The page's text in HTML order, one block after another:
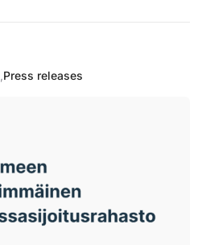
Press releases